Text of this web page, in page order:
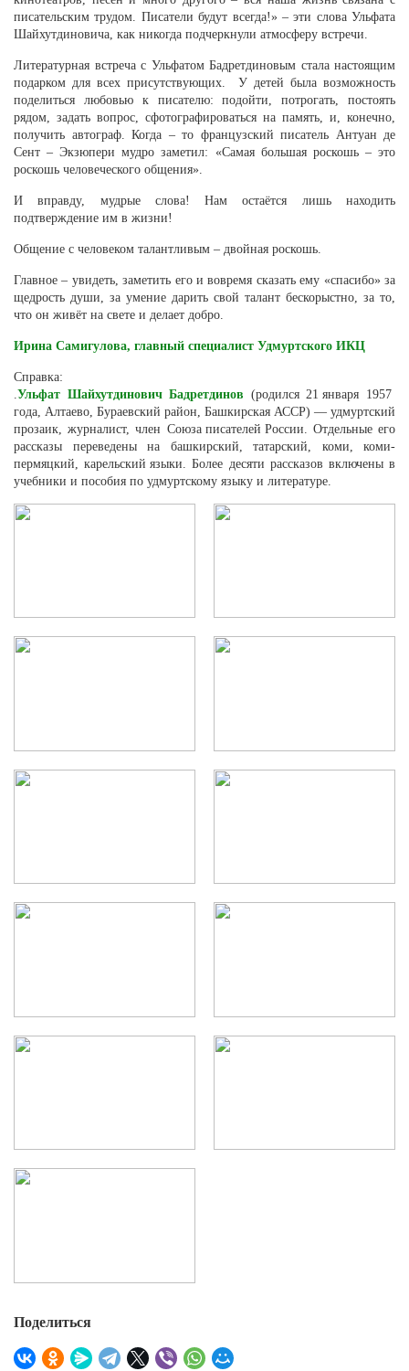
писательским трудом. Писатели будут всегда!» – эти слова Ульфата
Шайхутдиновича, как никогда подчеркнули атмосферу встречи.
Литературная встреча с Ульфатом Бадретдиновым стала настоящим
подарком для всех присутствующих. У детей была возможность
поделиться любовью к писателю: подойти, потрогать, постоять
рядом, задать вопрос, сфотографироваться на память, и, конечно,
получить автограф. Когда – то французский писатель Антуан де
Сент – Экзюпери мудро заметил: «Самая большая роскошь – это
роскошь человеческого общения».
И вправду, мудрые слова! Нам остаётся лишь находить
подтверждение им в жизни!
Общение с человеком талантливым – двойная роскошь.
Главное – увидеть, заметить его и вовремя сказать ему «спасибо» за
щедрость души, за умение дарить свой талант бескорыстно, за то,
что он живёт на свете и делает добро.
Ирина Самигулова, главный специалист Удмуртского ИКЦ
Справка:
.Ульфат Шайхутдинович Бадретдинов (родился21 января 1957
года, Алтаево, Бураевский район, Башкирская АССР) — удмуртский
прозаик, журналист, член Союза писателей России. Отдельные его
рассказы переведены на башкирский, татарский, коми, коми-
пермяцкий,карельский языки. Более десяти рассказов включены в
учебники и пособия по удмуртскому языку и литературе.
Поделиться